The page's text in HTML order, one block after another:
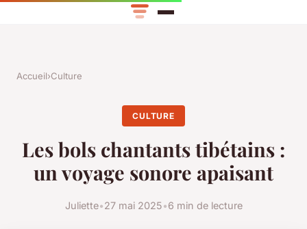
Accueil›Culture
CULTURE
Les bols chantants tibétains :
un voyage sonore apaisant
Juliette•27 mai 2025•6 min de lecture